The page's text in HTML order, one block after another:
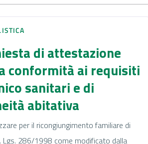
di attestazione
conformità ai requisiti
sanitari e di
abitativa
per il ricongiungimento familiare di
Lgs. 286/1998 come modificato dalla